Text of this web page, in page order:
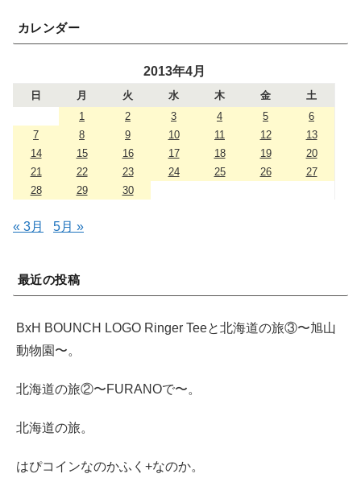
カレンダー
2013年4月
日 月 火 水 木 金
土
1
2 3 4 5
6
7
8 9 10 11 12
13
14
15 16 17 18 19
20
21
22 23 24 25 26
27
28
29 30
« 3月 5月 »
最近の投稿
BxH BOUNCH LOGO Ringer Teeと北海道の旅③〜旭山
動物園〜。
北海道の旅②〜FURANOで〜。
北海道の旅。
はぴコインなのかふく+なのか。